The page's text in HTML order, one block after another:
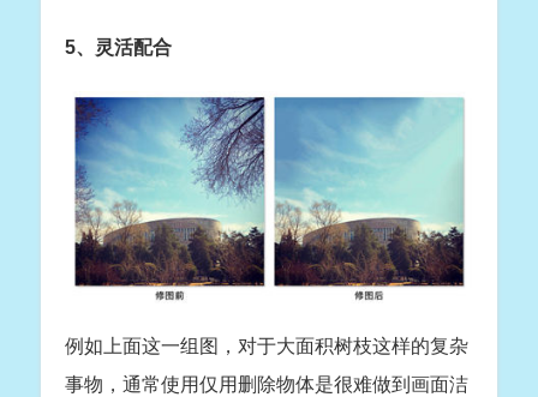
5、灵活配合
例如上面这一组图，对于大面积树枝这样的复杂
事物，通常使用仅用删除物体是很难做到画面洁